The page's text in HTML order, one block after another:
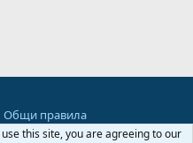
Общи правила
Начало
R
this site, you are agreeing to our